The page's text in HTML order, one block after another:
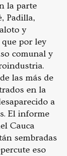
la parte
Padilla,
y
por ley
comunal y
las más de
en la
a
El informe
Cauca
sembradas
eso